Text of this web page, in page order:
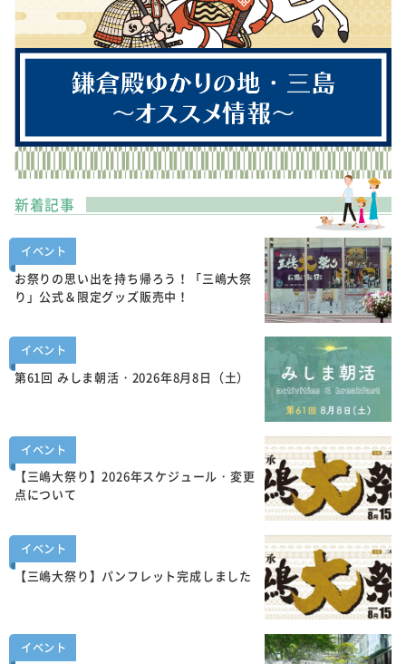
新着記事
イベント
お祭りの思い出を持ち帰ろう！「三嶋大祭
り」公式＆限定グッズ販売中！
イベント
第61回 みしま朝活・2026年8月8日（土）
イベント
【三嶋大祭り】2026年スケジュール・変更
点について
イベント
【三嶋大祭り】パンフレット完成しました
イベント